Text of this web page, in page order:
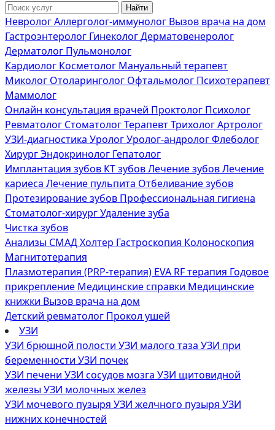
НеврологАллерголог-иммунолог Вызов врача на дом
Гастроэнтеролог ГинекологДерматовенеролог
Дерматолог Пульмонолог
Кардиолог Косметолог Мануальный терапевт
Миколог Отоларинголог Офтальмолог Психотерапевт
Маммолог
Онлайн консультация врачей Проктолог Психолог
Ревматолог СтоматологТерапевтТрихологАртролог
УЗИ-диагностика УрологУролог-андрологФлеболог
ХирургЭндокринолог Гепатолог
Имплантация зубов КТ зубовЛечение зубовЛечение
кариеса Лечение пульпита Отбеливание зубов
Протезирование зубов Профессиональная гигиена
Стоматолог-хирургУдаление зуба
Чистка зубов
Анализы СМАДХолтер Гастроскопия Колоноскопия
Магнитотерапия
Плазмотерапия (PRP-терапия) EVA RF терапия Годовое
прикрепление Медицинские справки Медицинские
книжки Вызов врача на дом
Детский ревматолог Прокол ушей
УЗИ
УЗИ брюшной полости УЗИ малого таза УЗИ при
беременности УЗИ почек
УЗИ печени УЗИ сосудов мозга УЗИ щитовидной
железыУЗИ молочных желез
УЗИ мочевого пузыря УЗИ желчного пузыря УЗИ
нижних конечностей